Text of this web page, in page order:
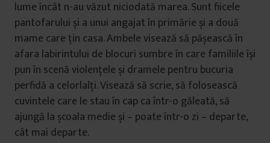
lume încât n-au văzut niciodată marea. Sunt fiicele
pantofarului și a unui angajat în primărie și a două
mame care țin casa. Ambele visează să pășească în
afara labirintului de blocuri sumbre în care familiile își
pun în scenă violențele și dramele pentru bucuria
perfidă a celorlalți. Visează să scrie, să folosească
cuvintele care le stau în cap ca într-o găleată, să
ajungă la școala medie și – poate într-o zi – departe,
cât mai departe.